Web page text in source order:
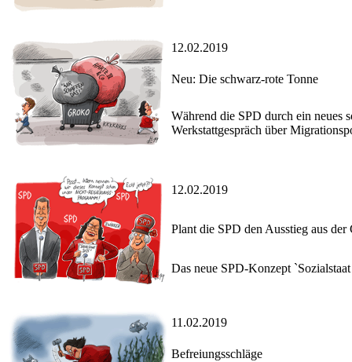
12.02.2019
Neu: Die schwarz-rote Tonne
Während die SPD durch ein
Werkstattgespräch über
12.02.2019
Plant die SPD den Ausstieg aus der
Das neue SPD-Konzept
11.02.2019
Befreiungsschläge